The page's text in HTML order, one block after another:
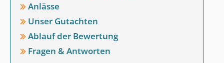
Anlässe
Unser Gutachten
Ablauf der Bewertung
Fragen & Antworten